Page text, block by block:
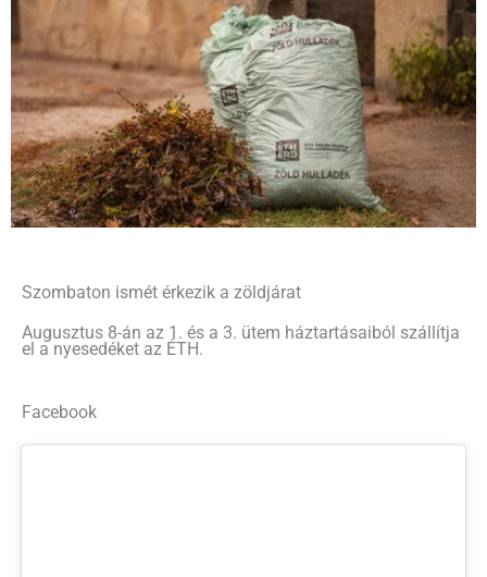
Szombaton ismét érkezik a zöldjárat
Augusztus 8-án az 1. és a 3. ütem háztartásaiból szállítja
el a nyesedéket az ÉTH.
Facebook